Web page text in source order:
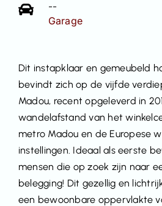
--
Garage
Dit instapklaar en gemeubeld
bevindt zich op de vijfde
Madou, recent opgeleverd in
wandelafstand van het
metro Madou en de Europese
instellingen. Ideaal als eerste
mensen die op zoek zijn naar
belegging! Dit gezellig en
een bewoonbare oppervlakte